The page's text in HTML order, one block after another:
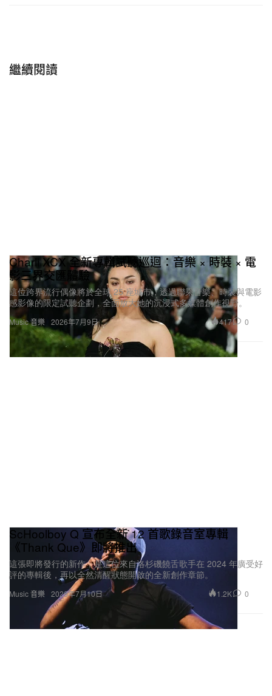
Music 音樂
影三界交匯體驗
這位跨界流行偶像將於全球 25 座城市，透過聯乘音樂、時裝與電影
感影像的限定試聽企劃，全面放大她的沉浸式多媒體創作視野。
2026年7月9日 417
Music 音樂
《Thank Que》即將推出
這張即將發行的新作，是這位來自洛杉磯饒舌歌手在 2024 年廣受好
評的專輯後，再以全然清醒狀態開啟的全新創作章節。
2026年7月10日